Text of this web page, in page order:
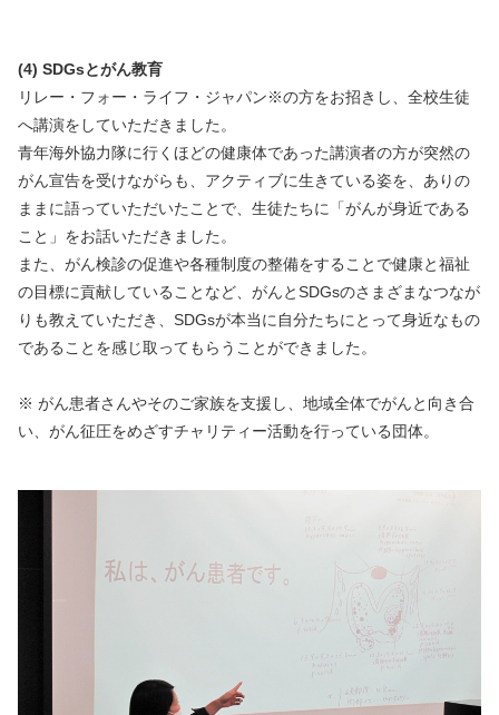
(4) SDGsとがん教育
リレー・フォー・ライフ・ジャパン※の方をお招きし、全校生徒
へ講演をしていただきました。
青年海外協力隊に行くほどの健康体であった講演者の方が突然の
がん宣告を受けながらも、アクティブに生きている姿を、ありの
ままに語っていただいたことで、生徒たちに「がんが身近である
こと」をお話いただきました。
また、がん検診の促進や各種制度の整備をすることで健康と福祉
の目標に貢献していることなど、がんとSDGsのさまざまなつなが
りも教えていただき、SDGsが本当に自分たちにとって身近なもの
であることを感じ取ってもらうことができました。
※ がん患者さんやそのご家族を支援し、地域全体でがんと向き合
い、がん征圧をめざすチャリティー活動を行っている団体。